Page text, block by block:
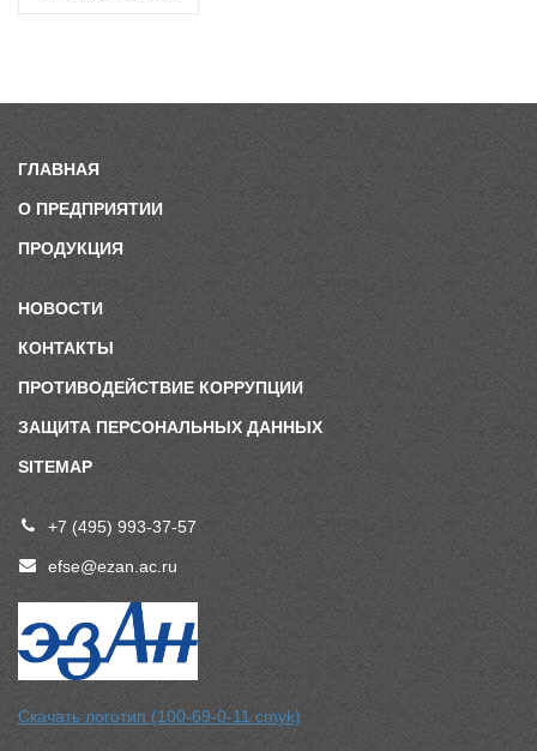
ГЛАВНАЯ
О ПРЕДПРИЯТИИ
ПРОДУКЦИЯ
НОВОСТИ
КОНТАКТЫ
ПРОТИВОДЕЙСТВИЕ КОРРУПЦИИ
ЗАЩИТА ПЕРСОНАЛЬНЫХ ДАННЫХ
SITEMAP
+7 (495) 993-37-57
efse@ezan.ac.ru
Скачать логотип (100-69-0-11 cmyk)